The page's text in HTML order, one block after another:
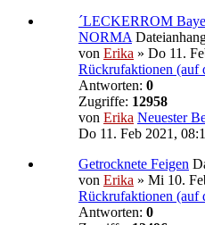
´LECKERROM
NORMA
von Erika » Do 11.
Rückrufaktionen (auf
Antworten: 0
Zugriffe: 12958
von Erika Neuester
Do 11. Feb 2021,
Getrocknete Feigen
von Erika » Mi 10.
Rückrufaktionen (auf
Antworten: 0